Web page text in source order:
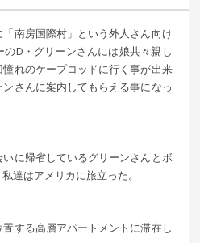
2017年
10月28
日
南房国際村」という外人さん向け
D・グリーンさんには娘共々親し
れのケープコッドに行く事が出来
さんに案内してもらえる事になっ
に帰省しているグリーンさんとボ
達はアメリカに旅立った。
する高層アパートメントに滞在し